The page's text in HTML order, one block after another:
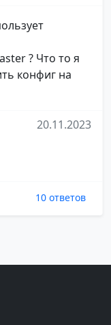
? Что то я
конфиг на
20.11.2023
10 ответов